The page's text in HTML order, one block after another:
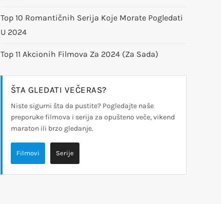
Top 10 Romantičnih Serija Koje Morate Pogledati
U 2024
Top 11 Akcionih Filmova Za 2024 (za Sada)
ŠTA GLEDATI VEČERAS?
Niste sigurni šta da pustite? Pogledajte naše
preporuke filmova i serija za opušteno veče, vikend
maraton ili brzo gledanje.
Filmovi Serije